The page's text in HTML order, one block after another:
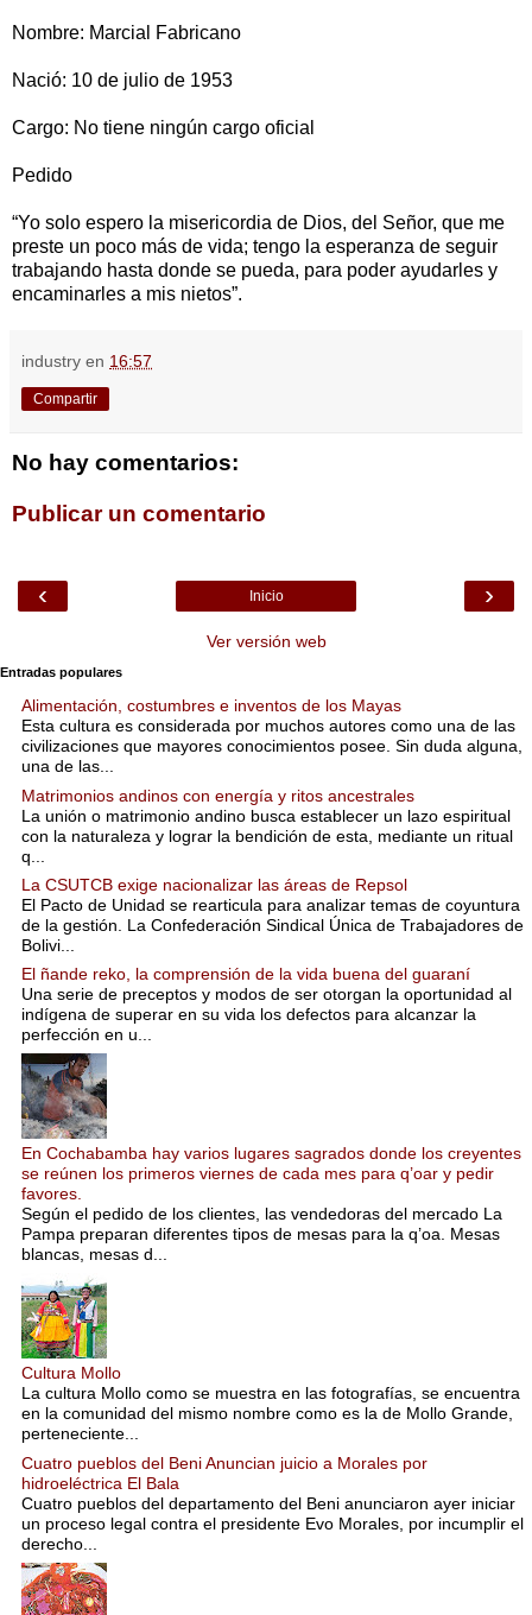
Nombre: Marcial Fabricano
Nació: 10 de julio de 1953
Cargo: No tiene ningún cargo oficial
Pedido
“Yo solo espero la misericordia de Dios, del Señor, que me
preste un poco más de vida; tengo la esperanza de seguir
trabajando hasta donde se pueda, para poder ayudarles y
encaminarles a mis nietos”.
industry en 16:57
Compartir
No hay comentarios:
Publicar un comentario
‹ ›
Inicio
Ver versión web
Entradas populares
Alimentación, costumbres e inventos de los Mayas
Esta cultura es considerada por muchos autores como una de las
civilizaciones que mayores conocimientos posee. Sin duda alguna,
una de las...
Matrimonios andinos con energía y ritos ancestrales
La unión o matrimonio andino busca establecer un lazo espiritual
con la naturaleza y lograr la bendición de esta, mediante un ritual
q...
La CSUTCB exige nacionalizar las áreas de Repsol
El Pacto de Unidad se rearticula para analizar temas de coyuntura
de la gestión. La Confederación Sindical Única de Trabajadores de
Bolivi...
El ñande reko, la comprensión de la vida buena del guaraní
Una serie de preceptos y modos de ser otorgan la oportunidad al
indígena de superar en su vida los defectos para alcanzar la
perfección en u...
En Cochabamba hay varios lugares sagrados donde los creyentes
se reúnen los primeros viernes de cada mes para q’oar y pedir
favores.
Según el pedido de los clientes, las vendedoras del mercado La
Pampa preparan diferentes tipos de mesas para la q’oa. Mesas
blancas, mesas d...
Cultura Mollo
La cultura Mollo como se muestra en las fotografías, se encuentra
en la comunidad del mismo nombre como es la de Mollo Grande,
perteneciente...
Cuatro pueblos del Beni Anuncian juicio a Morales por
hidroeléctrica El Bala
Cuatro pueblos del departamento del Beni anunciaron ayer iniciar
un proceso legal contra el presidente Evo Morales, por incumplir el
derecho...